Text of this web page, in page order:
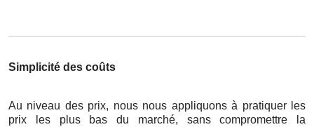
Simplicité des coûts
Au niveau des prix, nous nous appliquons à pratiquer les
prix les plus bas du marché, sans compromettre la